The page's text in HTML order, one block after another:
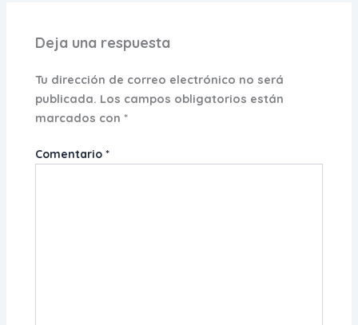
Deja una respuesta
Tu dirección de correo electrónico no será
publicada. Los campos obligatorios están
marcados con*
Comentario*